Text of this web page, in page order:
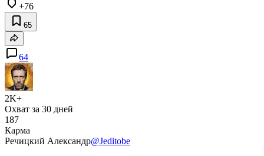
+76
65
64
2K+
Охват за 30 дней
187
Карма
Речицкий Александр@Jeditobe